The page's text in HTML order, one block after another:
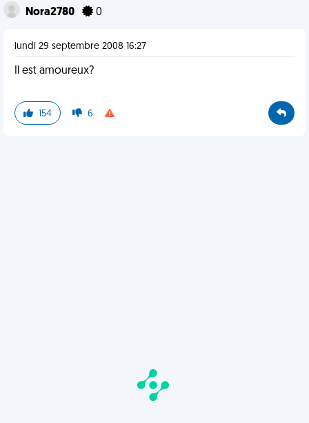
Nora2780 0
lundi 29 septembre 2008 16:27
Il est amoureux?
154 6